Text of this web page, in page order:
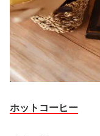
ホットコーヒー